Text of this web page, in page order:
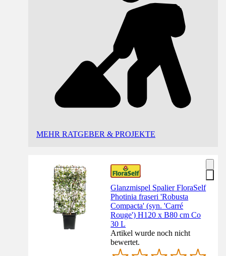
MEHR RATGEBER & PROJEKTE
Glanzmispel Spalier FloraSelf
Photinia fraseri 'Robusta
Compacta' (syn. 'Carré
Rouge') H120 x B80 cm Co
30 L
Artikel wurde noch nicht
bewertet.